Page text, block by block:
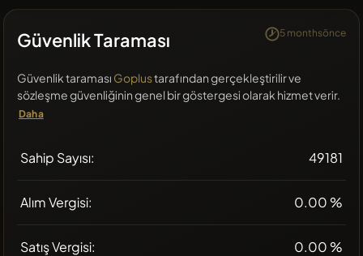
Güvenlik Taraması 5 monthsönce
Güvenlik taraması Goplustarafından gerçekleştirilir ve
sözleşme güvenliğinin genel bir göstergesi olarak hizmet verir.
Daha
Sahip Sayısı: 49181
Alım Vergisi: 0.00 %
Satış Vergisi: 0.00 %